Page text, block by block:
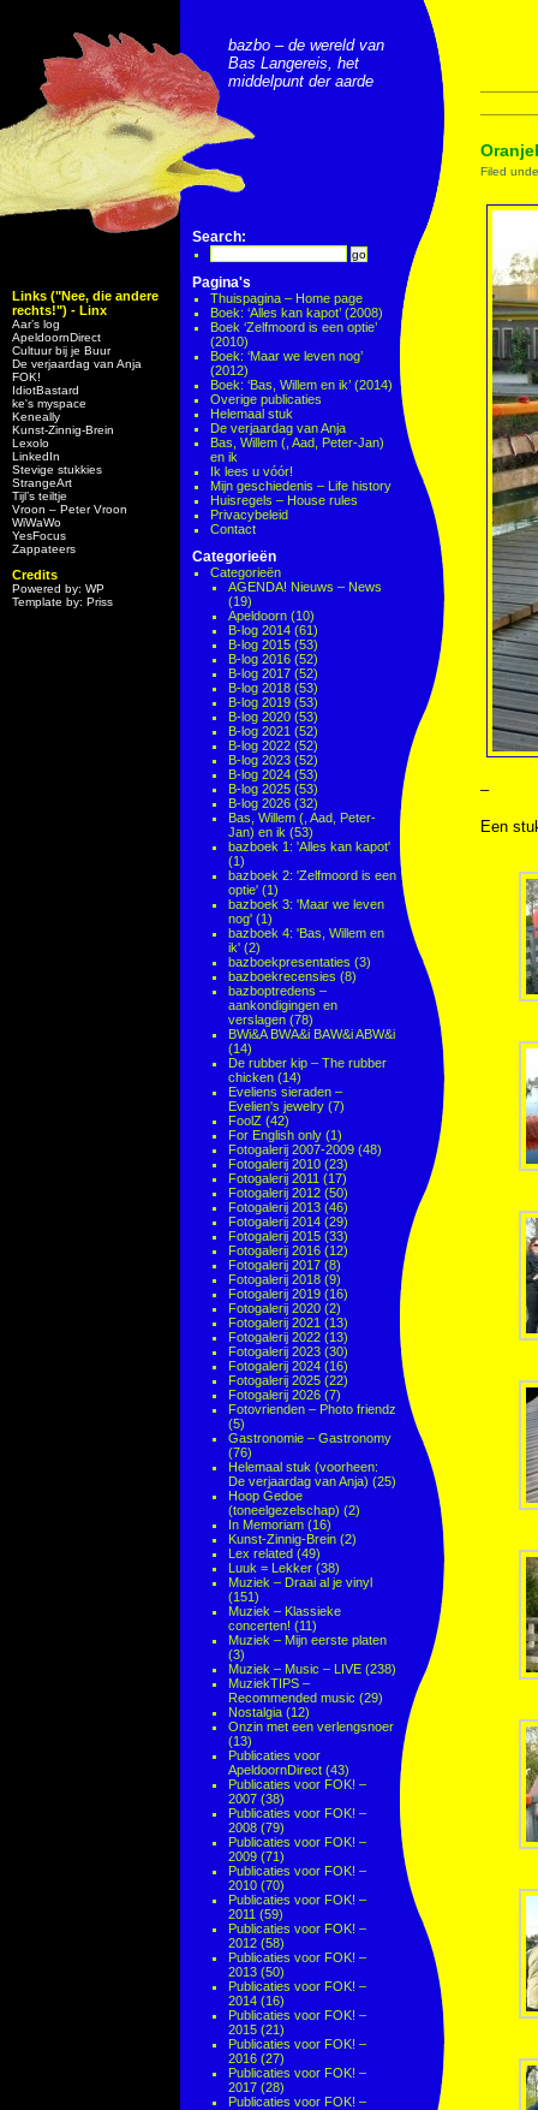
Links ("Nee, die andere
rechts!") - Linx
Aar’s log
ApeldoornDirect
Cultuur bij je Buur
De verjaardag van Anja
FOK!
IdiotBastard
ke's myspace
Keneally
Kunst-Zinnig-Brein
Lexolo
LinkedIn
Stevige stukkies
StrangeArt
Tijl’s teiltje
Vroon – Peter Vroon
WiWaWo
YesFocus
Zappateers
Credits
Powered by: WP
Template by: Priss
bazbo – de wereld van
Bas Langereis, het
middelpunt der aarde
Search:
Pagina's
Thuispagina – Home page
Boek: ‘Alles kan kapot’ (2008)
Boek ‘Zelfmoord is een optie’
(2010)
Boek: ‘Maar we leven nog’
(2012)
Boek: ‘Bas, Willem en ik’ (2014)
Overige publicaties
Helemaal stuk
De verjaardag van Anja
Bas, Willem (, Aad, Peter-Jan)
en ik
Ik lees u vóór!
Mijn geschiedenis – Life history
Huisregels – House rules
Privacybeleid
Contact
Categorieën
Categorieën
AGENDA! Nieuws – News
(19)
Apeldoorn (10)
B-log 2014 (61)
B-log 2015 (53)
B-log 2016 (52)
B-log 2017 (52)
B-log 2018 (53)
B-log 2019 (53)
B-log 2020 (53)
B-log 2021 (52)
B-log 2022 (52)
B-log 2023 (52)
B-log 2024 (53)
B-log 2025 (53)
B-log 2026 (32)
Bas, Willem (, Aad, Peter-
Jan) en ik (53)
bazboek 1: 'Alles kan kapot'
(1)
bazboek 2: 'Zelfmoord is een
optie' (1)
bazboek 3: 'Maar we leven
nog' (1)
bazboek 4: 'Bas, Willem en
ik' (2)
bazboekpresentaties (3)
bazboekrecensies (8)
bazboptredens –
aankondigingen en
verslagen (78)
BWi&A BWA&i BAW&i ABW&i
(14)
De rubber kip – The rubber
chicken (14)
Eveliens sieraden –
Evelien's jewelry (7)
FoolZ (42)
For English only (1)
Fotogalerij 2007-2009 (48)
Fotogalerij 2010 (23)
Fotogalerij 2011 (17)
Fotogalerij 2012 (50)
Fotogalerij 2013 (46)
Fotogalerij 2014 (29)
Fotogalerij 2015 (33)
Fotogalerij 2016 (12)
Fotogalerij 2017 (8)
Fotogalerij 2018 (9)
Fotogalerij 2019 (16)
Fotogalerij 2020 (2)
Fotogalerij 2021 (13)
Fotogalerij 2022 (13)
Fotogalerij 2023 (30)
Fotogalerij 2024 (16)
Fotogalerij 2025 (22)
Fotogalerij 2026 (7)
Fotovrienden – Photo friendz
(5)
Gastronomie – Gastronomy
(76)
Helemaal stuk (voorheen:
De verjaardag van Anja) (25)
Hoop Gedoe
(toneelgezelschap) (2)
In Memoriam (16)
Kunst-Zinnig-Brein (2)
Lex related (49)
Luuk = Lekker (38)
Muziek – Draai al je vinyl
(151)
Muziek – Klassieke
concerten! (11)
Muziek – Mijn eerste platen
(3)
Muziek – Music – LIVE (238)
MuziekTIPS –
Recommended music (29)
Nostalgia (12)
Onzin met een verlengsnoer
(13)
Publicaties voor
ApeldoornDirect (43)
Publicaties voor FOK! –
2007 (38)
Publicaties voor FOK! –
2008 (79)
Publicaties voor FOK! –
2009 (71)
Publicaties voor FOK! –
2010 (70)
Publicaties voor FOK! –
2011 (59)
Publicaties voor FOK! –
2012 (58)
Publicaties voor FOK! –
2013 (50)
Publicaties voor FOK! –
2014 (16)
Publicaties voor FOK! –
2015 (21)
Publicaties voor FOK! –
2016 (27)
Publicaties voor FOK! –
2017 (28)
Publicaties voor FOK! –
Filed
–
Een